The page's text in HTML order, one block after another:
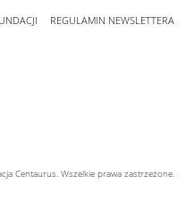
Centaurus. Wszelkie prawa zastrzeżone.
REGULAMIN NEWSLETTERA